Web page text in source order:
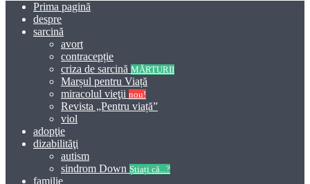
Prima pagină
despre
sarcină
avort
contracepție
criza de sarcină MĂRTURII
Marșul pentru Viață
miracolul vieţii nou!
Revista „Pentru viață”
viol
adopţie
dizabilităţi
autism
sindrom Down Știați că...?
familie